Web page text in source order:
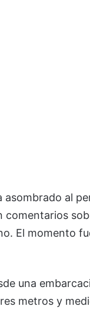
al
El momento
una
metros y